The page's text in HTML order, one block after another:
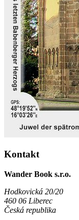
Kontakt
Wander Book s.r.o.
Hodkovická 20/20
460 06 Liberec
Česká republika